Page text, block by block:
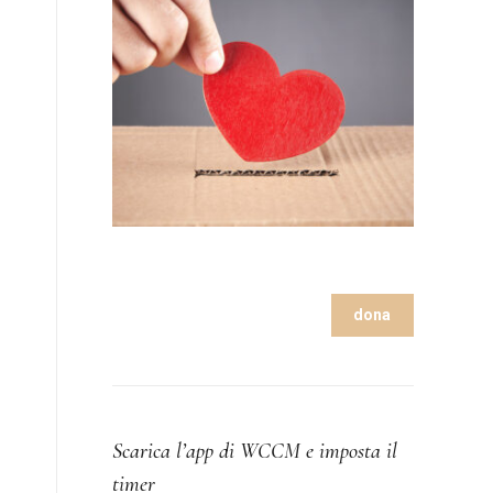
dona
Scarica l’app di WCCM e imposta il
timer